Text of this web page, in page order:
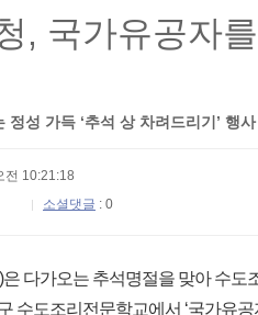
, 국가유공자
성 가득 ‘추석 상 차려드리기’ 행사
전 10:21:18
소셜댓글 : 0
다가오는 추석명절을 맞아 수도
수도조리전문학교에서 ‘국가유